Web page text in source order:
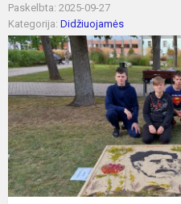
Paskelbta: 2025-09-27
Kategorija: Didžiuojamės